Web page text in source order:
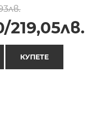
219,05лв.
КУПЕТЕ